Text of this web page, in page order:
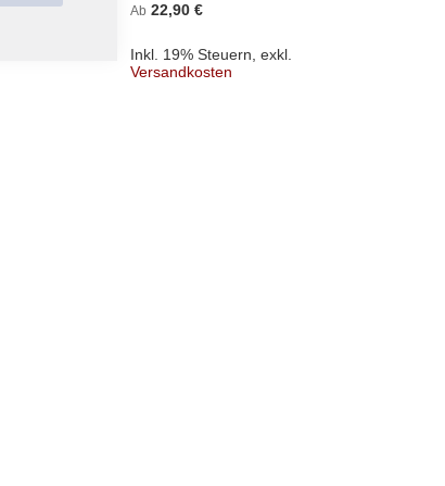
Ab 22,90 €
Inkl. 19% Steuern exkl.
Versandkosten